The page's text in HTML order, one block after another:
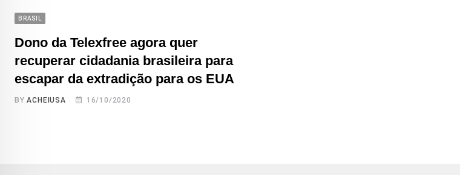
BRASIL
Dono da Telexfree agora quer
recuperar cidadania brasileira para
escapar da extradição para os EUA
BYACHEIUSA 16/10/2020